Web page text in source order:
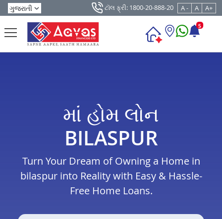
ટૉલ ફ્રી: 1800-20-888-20 A - A A+
5
માં હોમ લોન
BILASPUR
Turn Your Dream of Owning a Home in
bilaspur into Reality with Easy & Hassle-
Free Home Loans.